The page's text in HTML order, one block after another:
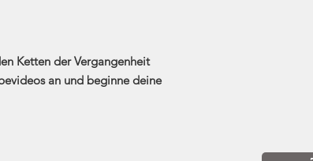
Ketten der Vergangenheit
an und beginne deine